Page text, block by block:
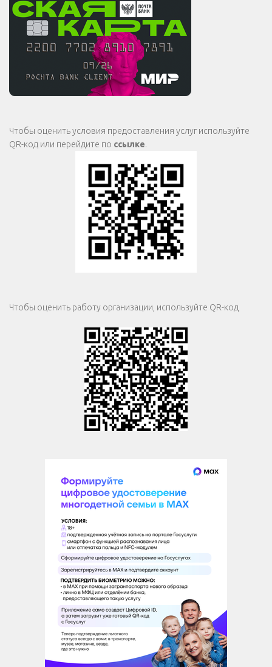
Чтобы оценить условия предоставления услуг используйте
QR-код или перейдите по ссылке.
Чтобы оценить работу организации, используйте QR-код